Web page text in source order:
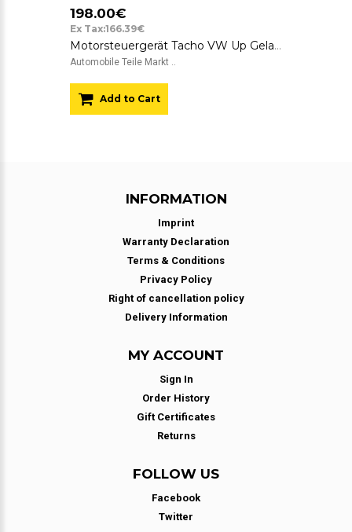
198.00€
Ex Tax:166.39€
Motorsteuergerät Tacho VW Up Gelaufen 177.000 KM 04C906020 0261S06092
Automobile Teile Markt ..
Add to Cart
INFORMATION
Imprint
Warranty Declaration
Terms & Conditions
Privacy Policy
Right of cancellation policy
Delivery Information
MY ACCOUNT
Sign In
Order History
Gift Certificates
Returns
FOLLOW US
Facebook
Twitter